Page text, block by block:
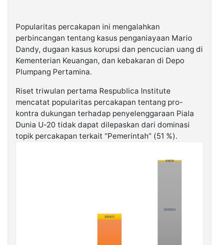
Popularitas percakapan ini mengalahkan
perbincangan tentang kasus penganiayaan Mario
Dandy, dugaan kasus korupsi dan pencucian uang di
Kementerian Keuangan, dan kebakaran di Depo
Plumpang Pertamina.
Riset triwulan pertama Respublica Institute
mencatat popularitas percakapan tentang pro-
kontra dukungan terhadap penyelenggaraan Piala
Dunia U-20 tidak dapat dilepaskan dari dominasi
topik percakapan terkait “Pemerintah” (51 %).